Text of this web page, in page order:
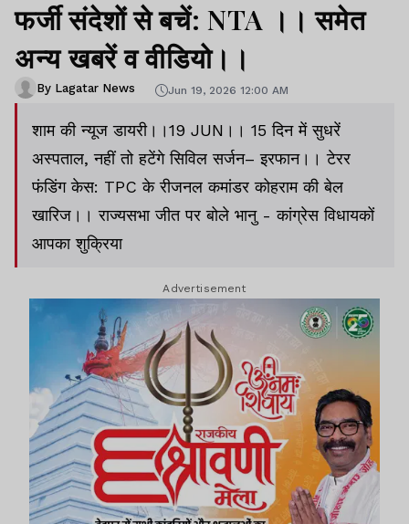
फर्जी संदेशों से बचें: NTA ।। समेत
अन्य खबरें व वीडियो।।
By Lagatar News Jun 19, 2026 12:00 AM
शाम की न्यूज डायरी।।19 JUN।। 15 दिन में सुधरें
अस्पताल, नहीं तो हटेंगे सिविल सर्जन– इरफान।। टेरर
फंडिंग केस: TPC के रीजनल कमांडर कोहराम की बेल
खारिज।। राज्यसभा जीत पर बोले भानु - कांग्रेस विधायकों
आपका शुक्रिया
Advertisement